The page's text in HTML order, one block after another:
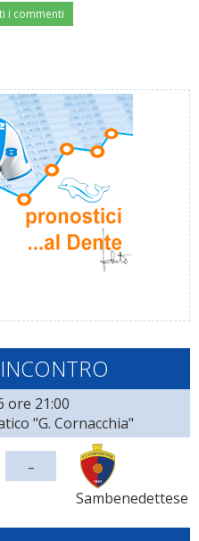
i commenti
ore 21:00
"G. Cornacchia"
-
Sambenedettese